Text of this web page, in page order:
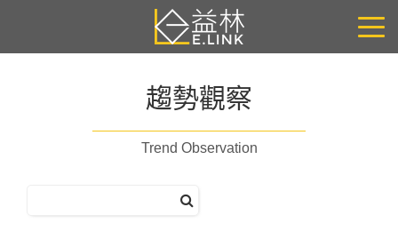
趨勢觀察
Trend Observation